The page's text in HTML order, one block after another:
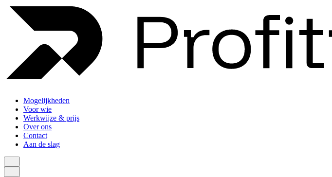
Mogelijkheden
Voor wie
Werkwijze & prijs
Over ons
Contact
Aan de slag